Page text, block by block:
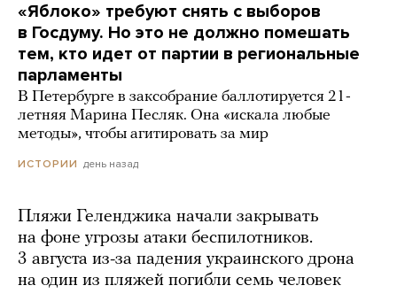
«Яблоко» требуют снять с выборов
в Госдуму. Но это не должно помешать
тем, кто идет от партии в региональные
парламенты
В Петербурге в заксобрание баллотируется 21-
летняя Марина Песляк. Она «искала любые
методы», чтобы агитировать за мир
ИСТОРИИ день назад
Пляжи Геленджика начали закрывать
на фоне угрозы атаки беспилотников.
3 августа из-за падения украинского дрона
на один из пляжей погибли семь человек